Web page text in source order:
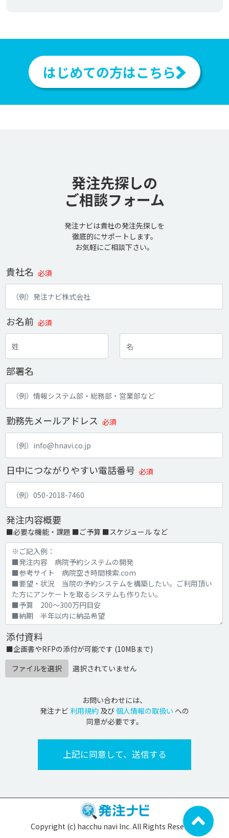
はじめての方はこちら
発注先探しの
ご相談フォーム
発注ナビは貴社の発注先探しを
徹底的にサポートします。
お気軽にご相談下さい。
貴社名 必須
お名前 必須
部署名
勤務先メールアドレス 必須
日中につながりやすい電話番号 必須
発注内容概要
■必要な機能・課題 ■ご予算 ■スケジュール など
添付資料
■企画書やRFPの添付が可能です (10MBまで)
ファイルを選択
選択されていません
お問い合わせには、
発注ナビ 利用規約 及び個人情報の取扱い への
同意が必要です。
Copyright (c) hacchu navi Inc. All Rights Reserved